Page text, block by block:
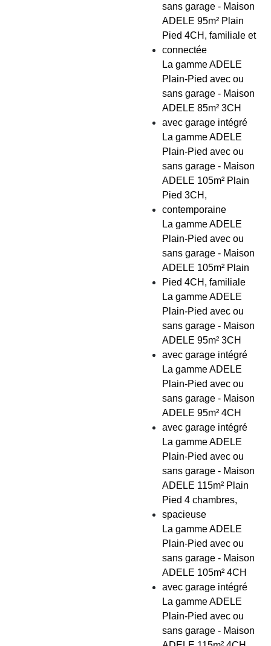
sans garage - Maison
ADELE 95m² Plain
Pied 4CH, familiale et
connectée
La gamme ADELE
Plain-Pied avec ou
sans garage - Maison
ADELE 85m² 3CH
avec garage intégré
La gamme ADELE
Plain-Pied avec ou
sans garage - Maison
ADELE 105m² Plain
Pied 3CH,
contemporaine
La gamme ADELE
Plain-Pied avec ou
sans garage - Maison
ADELE 105m² Plain
Pied 4CH, familiale
La gamme ADELE
Plain-Pied avec ou
sans garage - Maison
ADELE 95m² 3CH
avec garage intégré
La gamme ADELE
Plain-Pied avec ou
sans garage - Maison
ADELE 95m² 4CH
avec garage intégré
La gamme ADELE
Plain-Pied avec ou
sans garage - Maison
ADELE 115m² Plain
Pied 4 chambres,
spacieuse
La gamme ADELE
Plain-Pied avec ou
sans garage - Maison
ADELE 105m² 4CH
avec garage intégré
La gamme ADELE
Plain-Pied avec ou
sans garage - Maison